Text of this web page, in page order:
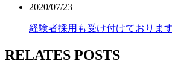
2020/07/23
経験者採用も受け付けております
RELATES POSTS